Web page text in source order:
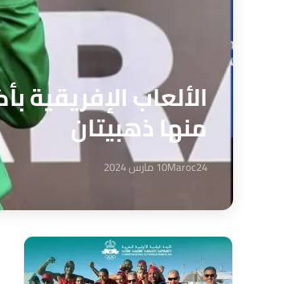
منها ذهبيتان
Maroc2410 مارس 2024